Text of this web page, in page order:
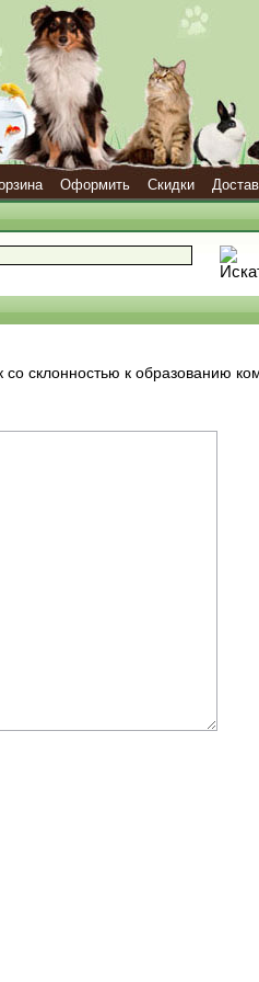
Оформить Скидки
склонностью к образованию